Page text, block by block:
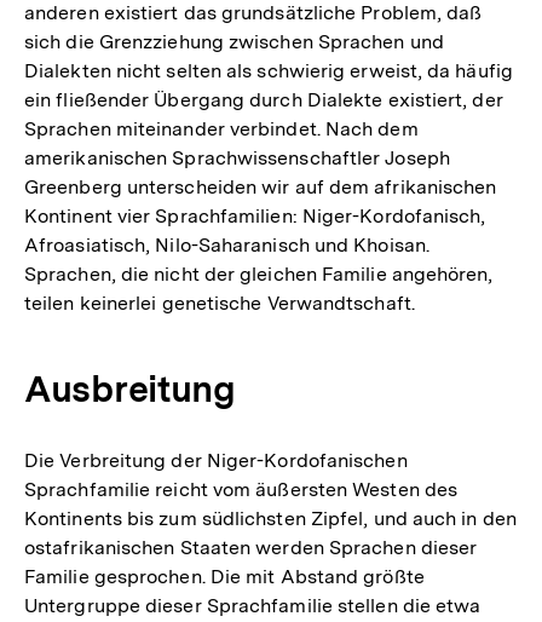
anderen existiert das grundsätzliche Problem, daß
sich die Grenzziehung zwischen Sprachen und
Dialekten nicht selten als schwierig erweist, da häufig
ein fließender Übergang durch Dialekte existiert, der
Sprachen miteinander verbindet. Nach dem
amerikanischen Sprachwissenschaftler Joseph
Greenberg unterscheiden wir auf dem afrikanischen
Kontinent vier Sprachfamilien: Niger-Kordofanisch,
Afroasiatisch, Nilo-Saharanisch und Khoisan.
Sprachen, die nicht der gleichen Familie angehören,
teilen keinerlei genetische Verwandtschaft.
Ausbreitung
Die Verbreitung der Niger-Kordofanischen
Sprachfamilie reicht vom äußersten Westen des
Kontinents bis zum südlichsten Zipfel, und auch in den
ostafrikanischen Staaten werden Sprachen dieser
Familie gesprochen. Die mit Abstand größte
Untergruppe dieser Sprachfamilie stellen die etwa